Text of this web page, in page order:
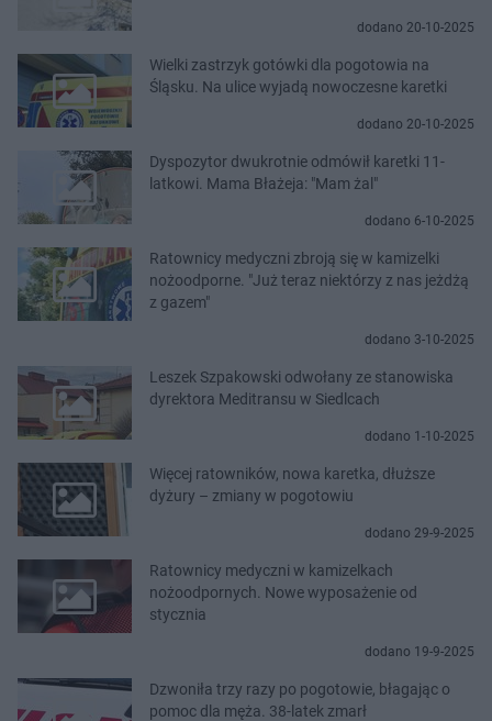
dodano 20-10-2025
Wielki zastrzyk gotówki dla pogotowia na
Śląsku. Na ulice wyjadą nowoczesne karetki
dodano 20-10-2025
Dyspozytor dwukrotnie odmówił karetki 11-
latkowi. Mama Błażeja: "Mam żal"
dodano 6-10-2025
Ratownicy medyczni zbroją się w kamizelki
nożoodporne. "Już teraz niektórzy z nas jeżdżą
z gazem"
dodano 3-10-2025
Leszek Szpakowski odwołany ze stanowiska
dyrektora Meditransu w Siedlcach
dodano 1-10-2025
Więcej ratowników, nowa karetka, dłuższe
dyżury – zmiany w pogotowiu
dodano 29-9-2025
Ratownicy medyczni w kamizelkach
nożoodpornych. Nowe wyposażenie od
stycznia
dodano 19-9-2025
Dzwoniła trzy razy po pogotowie, błagając o
pomoc dla męża. 38-latek zmarł